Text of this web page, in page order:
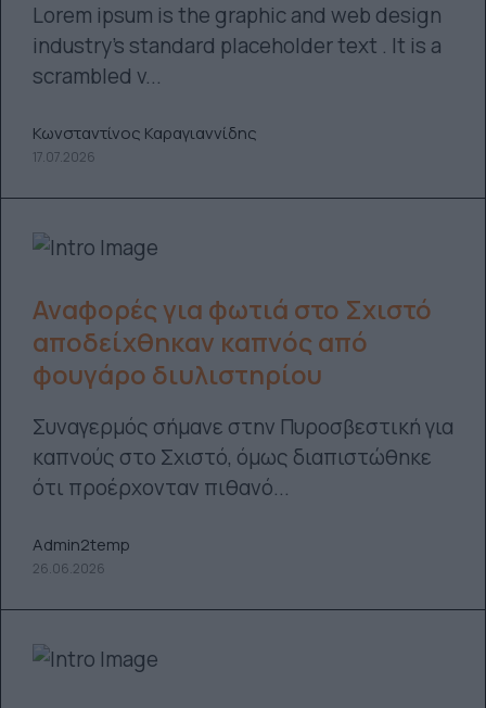
Lorem ipsum is the graphic and web design
industry’s standard placeholder text . It is a
scrambled v...
Κωνσταντίνος Καραγιαννίδης
17.07.2026
Αναφορές για φωτιά στο Σχιστό
αποδείχθηκαν καπνός από
φουγάρο διυλιστηρίου
Συναγερμός σήμανε στην Πυροσβεστική για
καπνούς στο Σχιστό, όμως διαπιστώθηκε
ότι προέρχονταν πιθανό...
Admin2temp
26.06.2026